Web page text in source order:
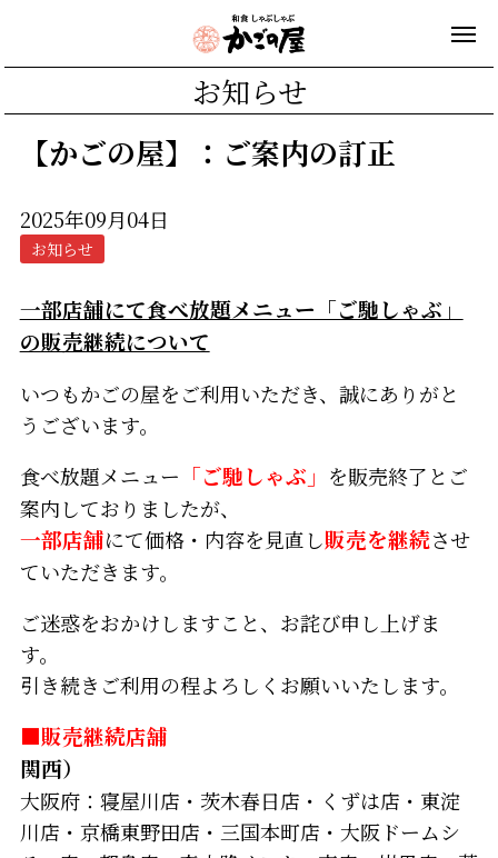
お知らせ
【かごの屋】：ご案内の訂正
2025年09月04日
お知らせ
一部店舗にて食べ放題メニュー「ご馳しゃぶ」
の販売継続について
いつもかごの屋をご利用いただき、誠にありがと
うございます。
食べ放題メニュー 「ご馳しゃぶ」 を販売終了とご
案内しておりましたが、
一部店舗にて価格・内容を見直し販売を継続させ
ていただきます。
ご迷惑をおかけしますこと、お詫び申し上げま
す。
引き続きご利用の程よろしくお願いいたします。
■販売継続店舗
関西）
大阪府：寝屋川店・茨木春日店・くずは店・東淀
川店・京橋東野田店・三国本町店・大阪ドームシ